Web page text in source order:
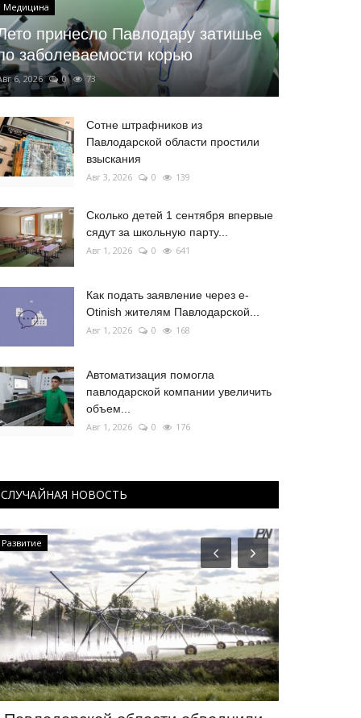
Медицина
принесло Павлодару затишье
заболеваемости корью
6, 2026 0 73
Сотне штрафников из
Павлодарской области простили
взыскания
Авг 3, 2026 0 139
Сколько детей 1 сентября впервые
сядут за школьную парту...
Авг 1, 2026 0 641
Как подать заявление через e-
Otinish жителям Павлодарской...
Авг 1, 2026 0 168
Автоматизация помогла
павлодарской компании увеличить
объем...
Авг 1, 2026 0 176
СЛУЧАЙНАЯ НОВОСТЬ
Развитие